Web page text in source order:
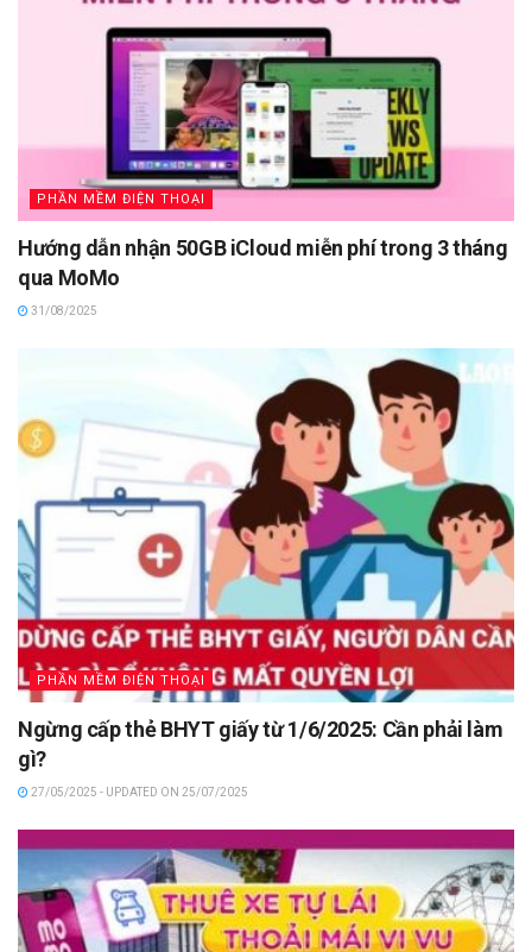
PHẦN MỀM ĐIỆN THOẠI
Hướng dẫn nhận 50GB iCloud miễn phí trong 3 tháng
qua MoMo
31/08/2025
PHẦN MỀM ĐIỆN THOẠI
Ngừng cấp thẻ BHYT giấy từ 1/6/2025: Cần phải làm
gì?
27/05/2025 - UPDATED ON 25/07/2025